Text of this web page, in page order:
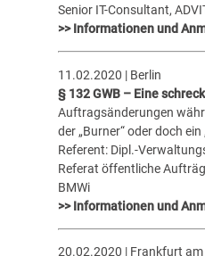
Senior IT-Consultant,
>> Informationen und
11.02.2020 | Berlin
§ 132 GWB – Eine
Auftragsänderungen
der „Burner“ oder doch ein
Referent: Dipl.-
Referat öffentliche
BMWi
>> Informationen und
20.02.2020 | Frankfurt am